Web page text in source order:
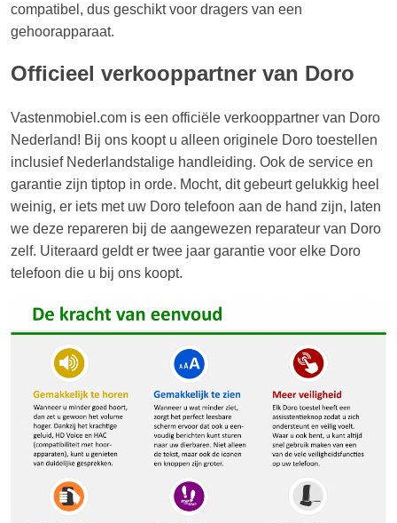
compatibel, dus geschikt voor dragers van een
gehoorapparaat.
Officieel verkooppartner van Doro
Vastenmobiel.com is een officiële verkooppartner van Doro
Nederland! Bij ons koopt u alleen originele Doro toestellen
inclusief Nederlandstalige handleiding. Ook de service en
garantie zijn tiptop in orde. Mocht, dit gebeurt gelukkig heel
weinig, er iets met uw Doro telefoon aan de hand zijn, laten
we deze repareren bij de aangewezen reparateur van Doro
zelf. Uiteraard geldt er twee jaar garantie voor elke Doro
telefoon die u bij ons koopt.